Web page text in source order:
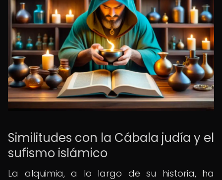
Similitudes con la Cábala judía y el
sufismo islámico
La alquimia, a lo largo de su historia, ha